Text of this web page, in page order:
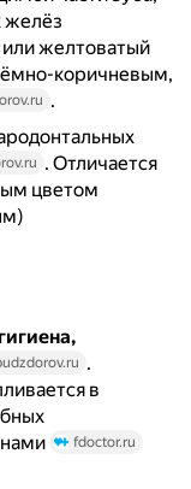
желёз
желтоватый
коричневым,
.
. Отличается
цветом
.
в
fdoctor.ru